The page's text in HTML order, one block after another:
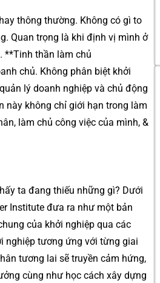
thông thường. Không có gì to
Quan trọng là khi định vị mình ở
**Tinh thần làm chủ
chủ. Không phân biệt khởi
lý doanh nghiệp và chủ động
này không chỉ giới hạn trong làm
làm chủ công việc của mình, &
ta đang thiếu những gì? Dưới
Institute đưa ra như một bản
của khởi nghiệp qua các
nghiệp tương ứng với từng giai
tương lai sẽ truyền cảm hứng,
cùng như học cách xây dựng